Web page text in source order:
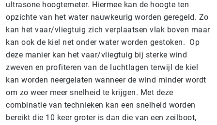
ultrasone hoogtemeter. Hiermee kan de hoogte ten
opzichte van het water nauwkeurig worden geregeld. Zo
kan het vaar/vliegtuig zich verplaatsen vlak boven maar
kan ook de kiel net onder water worden gestoken. Op
deze manier kan het vaar/vliegtuig bij sterke wind
zweven en profiteren van de luchtlagen terwijl de kiel
kan worden neergelaten wanneer de wind minder wordt
om zo weer meer snelheid te krijgen. Met deze
combinatie van technieken kan een snelheid worden
bereikt die 10 keer groter is dan die van een zeilboot,